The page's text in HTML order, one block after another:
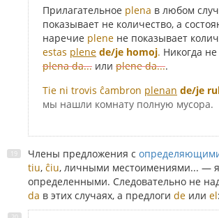
Прилагательное plena в любом
показывает не количество, а
наречие plene не показывает
estas plene de/je homoj. Никогда
plena da... или plene da....
Tie ni trovis ĉambron plenan de/je
мы нашли комнату полную мусора.
Члены предложения с
tiu, ĉiu, личными местоимениями... —
определенными. Следовательно не
da в этих случаях, а предлоги de или el: